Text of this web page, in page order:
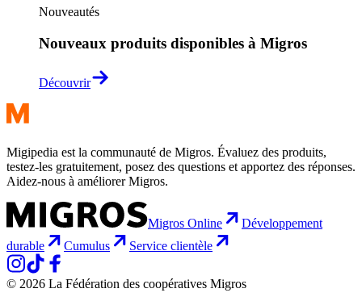
Nouveautés
Nouveaux produits disponibles à Migros
Découvrir
Migipedia est la communauté de Migros. Évaluez des produits,
testez-les gratuitement, posez des questions et apportez des réponses.
Aidez-nous à améliorer Migros.
Migros Online
Développement
durable
Cumulus Service clientèle
© 2026 La Fédération des coopératives Migros